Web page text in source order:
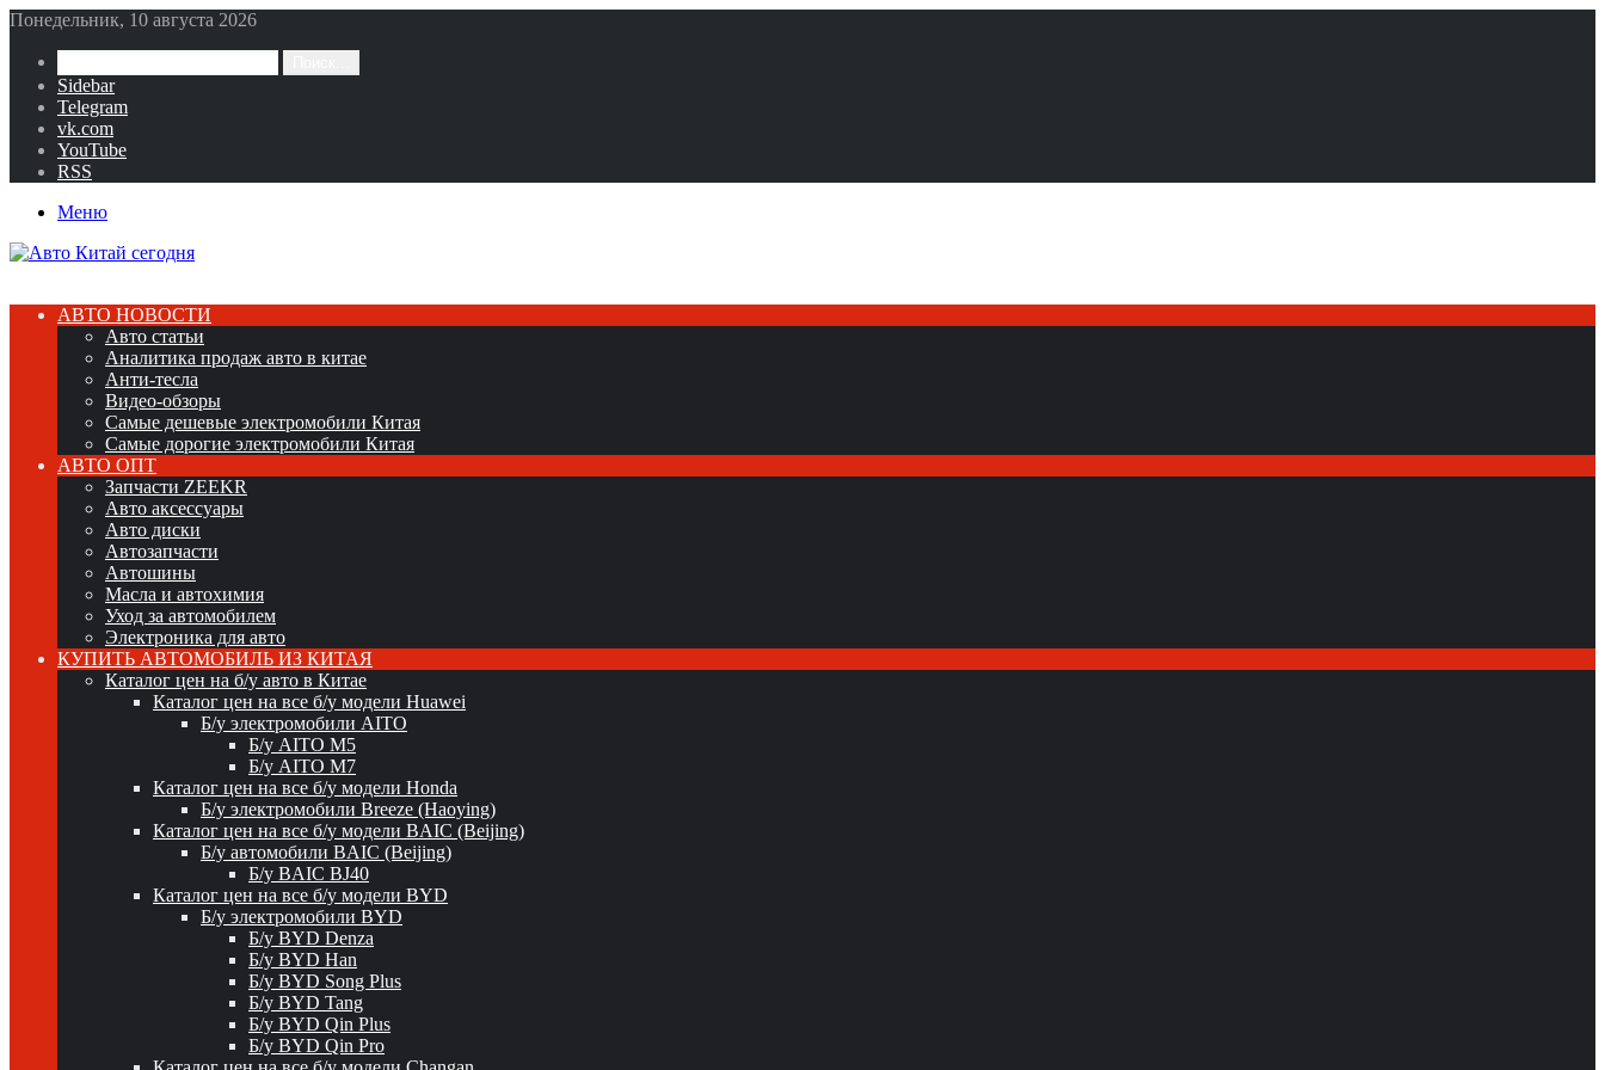
Понедельник, 10 августа 2026
Sidebar
Telegram
vk.com
YouTube
RSS
Меню
АВТО НОВОСТИ
Авто статьи
Аналитика продаж авто в китае
Анти-тесла
Видео-обзоры
Самые дешевые электромобили Китая
Самые дорогие электромобили Китая
АВТО ОПТ
Запчасти ZEEKR
Авто аксессуары
Авто диски
Автозапчасти
Автошины
Масла и автохимия
Уход за автомобилем
Электроника для авто
КУПИТЬ АВТОМОБИЛЬ ИЗ КИТАЯ
Каталог цен на б/у авто в Китае
Каталог цен на все б/у модели Huawei
Б/у электромобили AITO
Б/у AITO M5
Б/у AITO M7
Каталог цен на все б/у модели Honda
Б/у электромобили Breeze (Haoying)
Каталог цен на все б/у модели BAIC (Beijing)
Б/у автомобили BAIC (Beijing)
Б/у BAIC BJ40
Каталог цен на все б/у модели BYD
Б/у электромобили BYD
Б/у BYD Denza
Б/у BYD Han
Б/у BYD Song Plus
Б/у BYD Tang
Б/у BYD Qin Plus
Б/у BYD Qin Pro